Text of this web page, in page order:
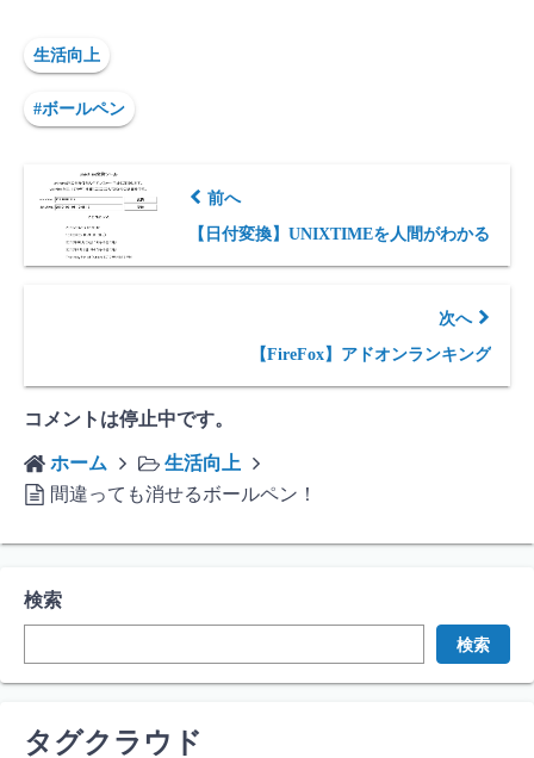
生活向上
#ボールペン
前へ
【日付変換】UNIXTIMEを人間がわかる
次へ
【FireFox】アドオンランキング
コメントは停止中です。
ホーム
生活向上
間違っても消せるボールペン！
検索
検索
タグクラウド